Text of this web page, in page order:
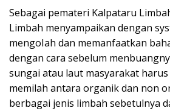
Sebagai pemateri Kalpataru
Limbah menyampaikan dengan
mengoIah dan memanfaatkan
dengan cara sebelum
sungai atau laut masyarakat
memilah antara organik dan non
berbagai jenis limbah sebetulnya